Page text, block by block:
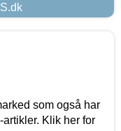
som også har
Klik her for